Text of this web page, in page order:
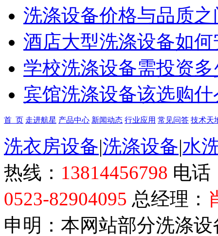
洗涤设备价格与品质
酒店大型洗涤设备如
学校洗涤设备需投资多
宾馆洗涤设备该选购什
首 页 走进航星 产品中心 新闻动态 行业应用 常见问答 技术天
洗衣房设备|洗涤设备|水
热线： 13814456798 电话
0523-82904095 总经理：
申明：本网站部分洗涤